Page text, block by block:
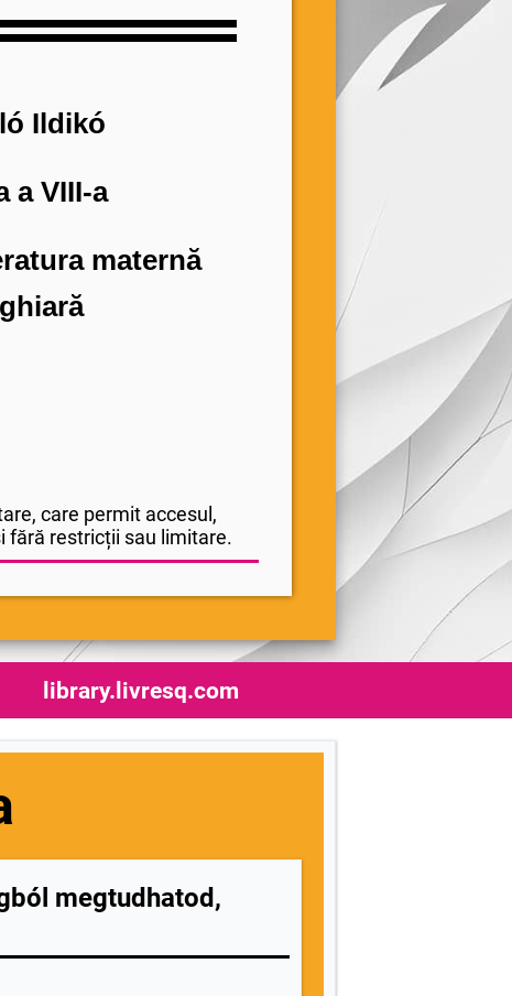
Ildikó
a VIII-a
maternă
care permit accesul,
fără restricții sau limitare.
library.livresq.com
megtudhatod,